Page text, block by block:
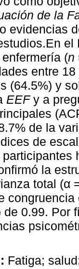
de la
evidencias
(n
entre
(64.5%) y
EEFy a
de la
de
la
total (α
de 0.99. Por
Fatiga;